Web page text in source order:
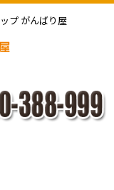
プ がんばり屋